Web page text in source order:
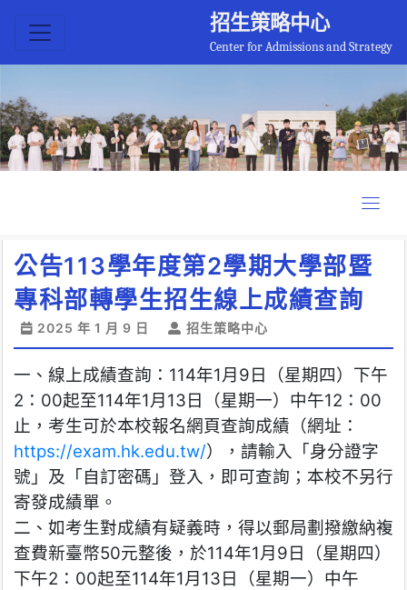
招生策略中心
Center for Admissions and Strategy
公告113學年度第2學期大學部暨
專科部轉學生招生線上成績查詢
2025 年 1 月 9 日 招生策略中心
一、線上成績查詢：114年1月9日（星期四）下午
2：00起至114年1月13日（星期一）中午12：00
止，考生可於本校報名網頁查詢成績（網址：
https://exam.hk.edu.tw/），請輸入「身分證字
號」及「自訂密碼」登入，即可查詢；本校不另行
寄發成績單。
二、如考生對成績有疑義時，得以郵局劃撥繳納複
查費新臺幣50元整後，於114年1月9日（星期四）
下午2：00起至114年1月13日（星期一）中午